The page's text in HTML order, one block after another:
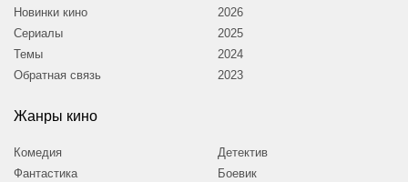
Новинки кино
Сериалы
Темы
Обратная связь
2026
2025
2024
2023
Жанры кино
Комедия
Фантастика
Детектив
Боевик